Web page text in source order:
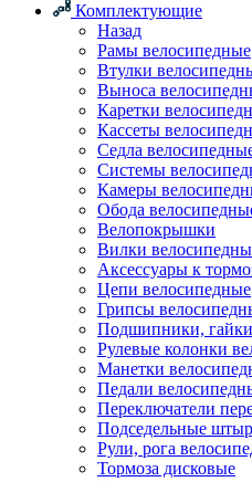
Комплектующие
Назад
Рамы велосипедные
Втулки
Выноса
Каретки
Кассеты
Седла
Системы
Камеры
Обода
Велопокрышки
Вилки
Аксессуары к
Цепи велосипедные
Грипсы
Подшипники,
Рулевые колонки
Манетки
Педали
Переключатели
Подседельные
Рули, рога
Тормоза дисковые